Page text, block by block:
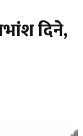
दिने,